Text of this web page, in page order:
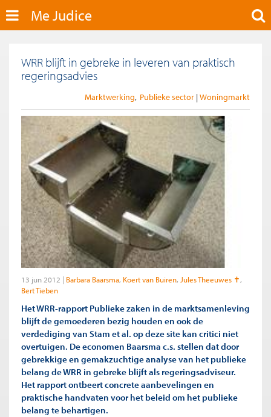
Me Judice
WRR blijft in gebreke in leveren van praktisch
regeringsadvies
Marktwerking Publieke sector Woningmarkt
13 jun 2012 Barbara Baarsma Koert van Buiren Jules Theeuwes ✝
Bert Tieben
Het WRR-rapport Publieke zaken in de marktsamenleving
blijft de gemoederen bezig houden en ook de
verdediging van Stam et al. op deze site kan critici niet
overtuigen. De economen Baarsma c.s. stellen dat door
gebrekkige en gemakzuchtige analyse van het publieke
belang de WRR in gebreke blijft als regeringsadviseur.
Het rapport ontbeert concrete aanbevelingen en
praktische handvaten voor het beleid om het publieke
belang te behartigen.